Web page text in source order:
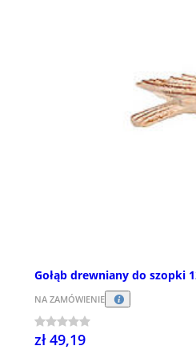
Gołąb drewniany do szopki
NA ZAMÓWIENIE
zł 49,19